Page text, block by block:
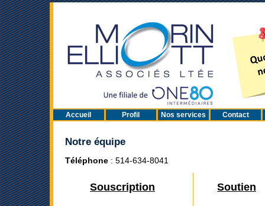
Accueil Profil Nos services Contact
Notre équipe
Téléphone : 514-634-8041
Souscription Soutien